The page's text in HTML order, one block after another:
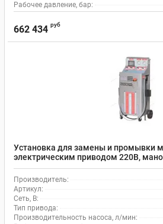
Рабочее давление, бар:
662 434 руб
Установка для замены и промывки
электрическим приводом 220В,
резервуары 2х25 л Nordberg AGA EVO
Производитель:
Артикул:
Сеть, В:
Тип привода:
Производительность насоса, л/мин: